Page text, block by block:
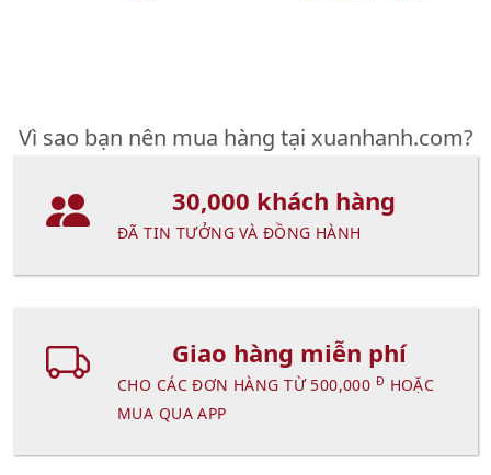
Vì sao bạn nên mua hàng tại xuanhanh.com?
30,000 khách hàng
ĐÃ TIN TƯỞNG VÀ ĐỒNG HÀNH
Giao hàng miễn phí
CHO CÁC ĐƠN HÀNG TỪ 500,000 Đ HOẶC
MUA QUA APP